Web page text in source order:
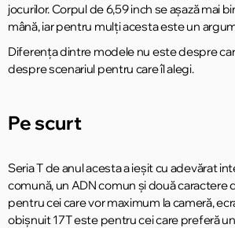
jocurilor. Corpul de 6,59 inch se așază mai
mână, iar pentru mulți acesta este un
Diferența dintre modele nu este despre
despre scenariul pentru care îl alegi.
Pe scurt
Seria T de anul acesta a ieșit cu adevărat
comună, un ADN comun și două caractere
pentru cei care vor maximum la cameră,
obișnuit 17T este pentru cei care preferă